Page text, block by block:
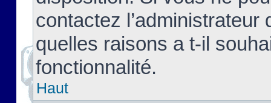
contactez
quelles raisons a t-il
fonctionnalité.
Haut